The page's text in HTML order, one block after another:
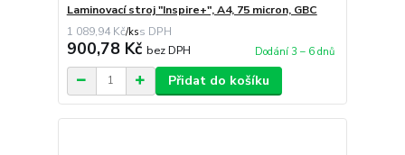
Laminovací stroj "Inspire+", A4, 75 micron, GBC
1 089,94 Kč/ks
900,78 Kč bez DPH Dodání 3 – 6 dnů
Přidat do košíku